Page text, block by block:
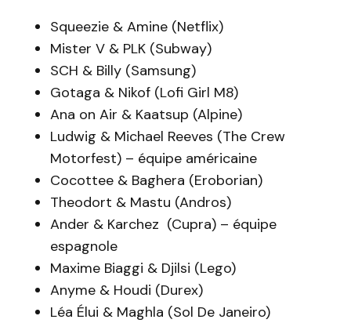
Squeezie & Amine (Netflix)
Mister V & PLK (Subway)
SCH & Billy (Samsung)
Gotaga & Nikof (Lofi Girl M8)
Ana on Air & Kaatsup (Alpine)
Ludwig & Michael Reeves (The Crew
Motorfest) – équipe américaine
Cocottee & Baghera (Eroborian)
Theodort & Mastu (Andros)
Ander & Karchez (Cupra) – équipe
espagnole
Maxime Biaggi & Djilsi (Lego)
Anyme & Houdi (Durex)
Léa Élui & Maghla (Sol De Janeiro)